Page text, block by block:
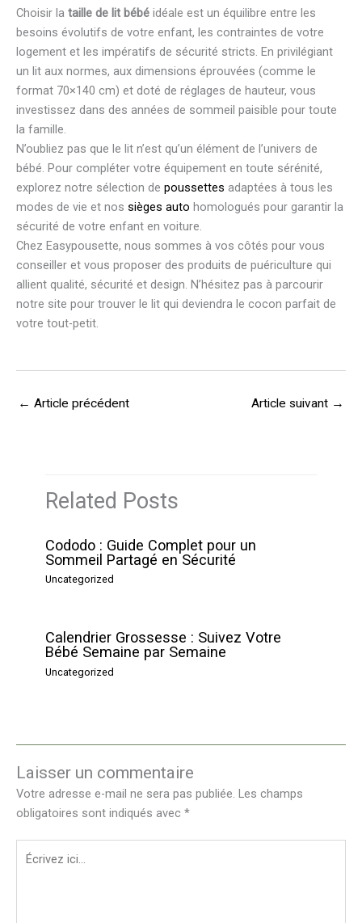
Choisir la taille de lit bébé idéale est un équilibre entre les
besoins évolutifs de votre enfant, les contraintes de votre
logement et les impératifs de sécurité stricts. En privilégiant
un lit aux normes, aux dimensions éprouvées (comme le
format 70×140 cm) et doté de réglages de hauteur, vous
investissez dans des années de sommeil paisible pour toute
la famille.
N’oubliez pas que le lit n’est qu’un élément de l’univers de
bébé. Pour compléter votre équipement en toute sérénité,
explorez notre sélection de poussettes adaptées à tous les
modes de vie et nos sièges auto homologués pour garantir la
sécurité de votre enfant en voiture.
Chez Easypousette, nous sommes à vos côtés pour vous
conseiller et vous proposer des produits de puériculture qui
allient qualité, sécurité et design. N’hésitez pas à parcourir
notre site pour trouver le lit qui deviendra le cocon parfait de
votre tout-petit.
← Article précédent Article suivant →
Related Posts
Cododo : Guide Complet pour un
Sommeil Partagé en Sécurité
Uncategorized
Calendrier Grossesse : Suivez Votre
Bébé Semaine par Semaine
Uncategorized
Laisser un commentaire
Votre adresse e-mail ne sera pas publiée. Les champs
obligatoires sont indiqués avec *
Écrivez